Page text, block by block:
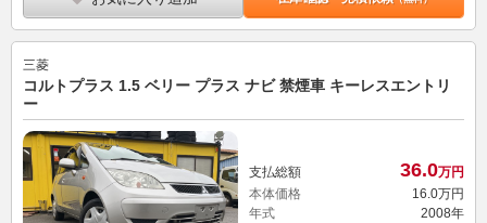
三菱
コルトプラス 1.5 ベリー プラス ナビ 禁煙車 キーレスエントリ
ー
支払総額 36.0万円
本体価格
16.0万円
年式
2008年